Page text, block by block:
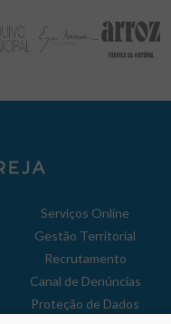
Serviços Online
Gestão Territorial
Recrutamento
Canal de Denúncias
Proteção de Dados